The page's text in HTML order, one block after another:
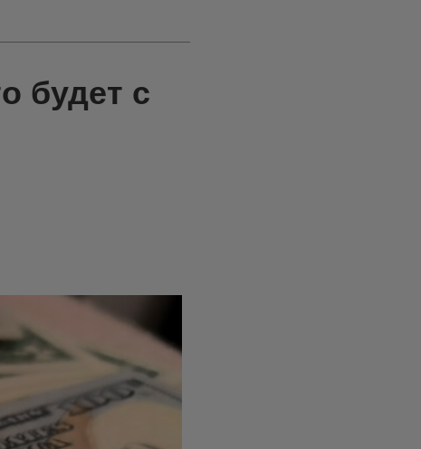
будет с